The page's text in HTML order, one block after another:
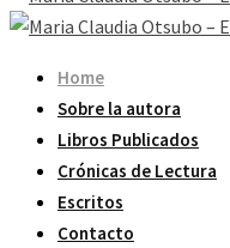
Home
Sobre la autora
Libros Publicados
Crónicas de Lectura
Escritos
Contacto